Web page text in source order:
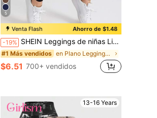
5
Venta Flash Ahorro de $1.48
-19% SHEIN Leggings de niñas Liso Deportivo
#1 Más vendidos en Plano Leggings para chicas adolescentes
$6.51 700+ vendidos
13-16 Years